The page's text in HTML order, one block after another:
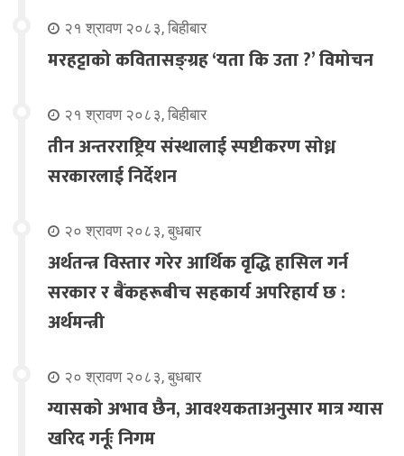
२१ श्रावण २०८३, बिहीबार
मरहट्टाको कवितासङ्ग्रह ‘यता कि उता ?’ विमोचन
२१ श्रावण २०८३, बिहीबार
तीन अन्तरराष्ट्रिय संस्थालाई स्पष्टीकरण सोध्न
सरकारलाई निर्देशन
२० श्रावण २०८३, बुधबार
अर्थतन्त्र विस्तार गरेर आर्थिक वृद्धि हासिल गर्न
सरकार र बैंकहरूबीच सहकार्य अपरिहार्य छ :
अर्थमन्त्री
२० श्रावण २०८३, बुधबार
ग्यासको अभाव छैन, आवश्यकताअनुसार मात्र ग्यास
खरिद गर्नूः निगम